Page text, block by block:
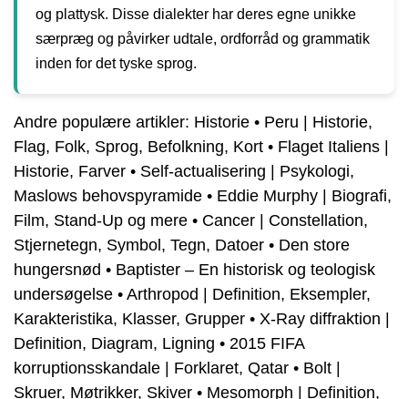
og plattysk. Disse dialekter har deres egne unikke
særpræg og påvirker udtale, ordforråd og grammatik
inden for det tyske sprog.
Andre populære artikler: Historie • Peru | Historie,
Flag, Folk, Sprog, Befolkning, Kort • Flaget Italiens |
Historie, Farver • Self-actualisering | Psykologi,
Maslows behovspyramide • Eddie Murphy | Biografi,
Film, Stand-Up og mere • Cancer | Constellation,
Stjernetegn, Symbol, Tegn, Datoer • Den store
hungersnød • Baptister – En historisk og teologisk
undersøgelse • Arthropod | Definition, Eksempler,
Karakteristika, Klasser, Grupper • X-Ray diffraktion |
Definition, Diagram, Ligning • 2015 FIFA
korruptionsskandale | Forklaret, Qatar • Bolt |
Skruer, Møtrikker, Skiver • Mesomorph | Definition,